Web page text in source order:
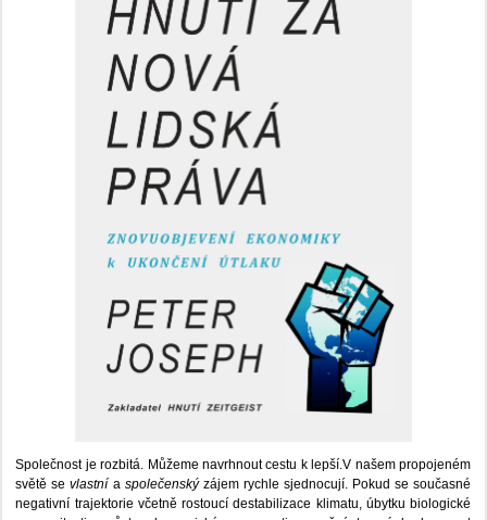
Společnost je rozbitá. Můžeme navrhnout cestu k lepší.V našem propojeném
světě sevlastní a společenskýzájem rychle sjednocují. Pokud se současné
negativní trajektorie včetně rostoucí destabilizace klimatu, úbytku biologické